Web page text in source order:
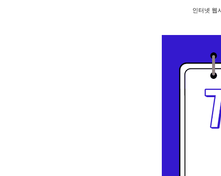
인터넷 웹